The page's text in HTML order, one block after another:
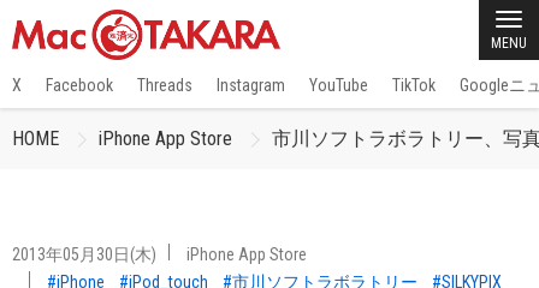
MENU
X Facebook Threads Instagram YouTube TikTok Googleニ
HOME iPhone App Store 市川ソフトラボラトリー、写
2013年05月30日(木)
iPhone App Store
#iPhone
#iPod_touch #市川ソフトラボラトリー #SILKYPIX